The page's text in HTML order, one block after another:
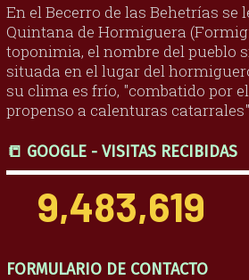
En el Becerro de las Behetrías se
Quintana de Hormiguera
toponimia, el nombre del pueblo
situada en el lugar del
su clima es frío, "combatido por
propenso a calenturas
📒 GOOGLE - VISITAS RECIBIDAS
9,483,619
FORMULARIO DE CONTACTO